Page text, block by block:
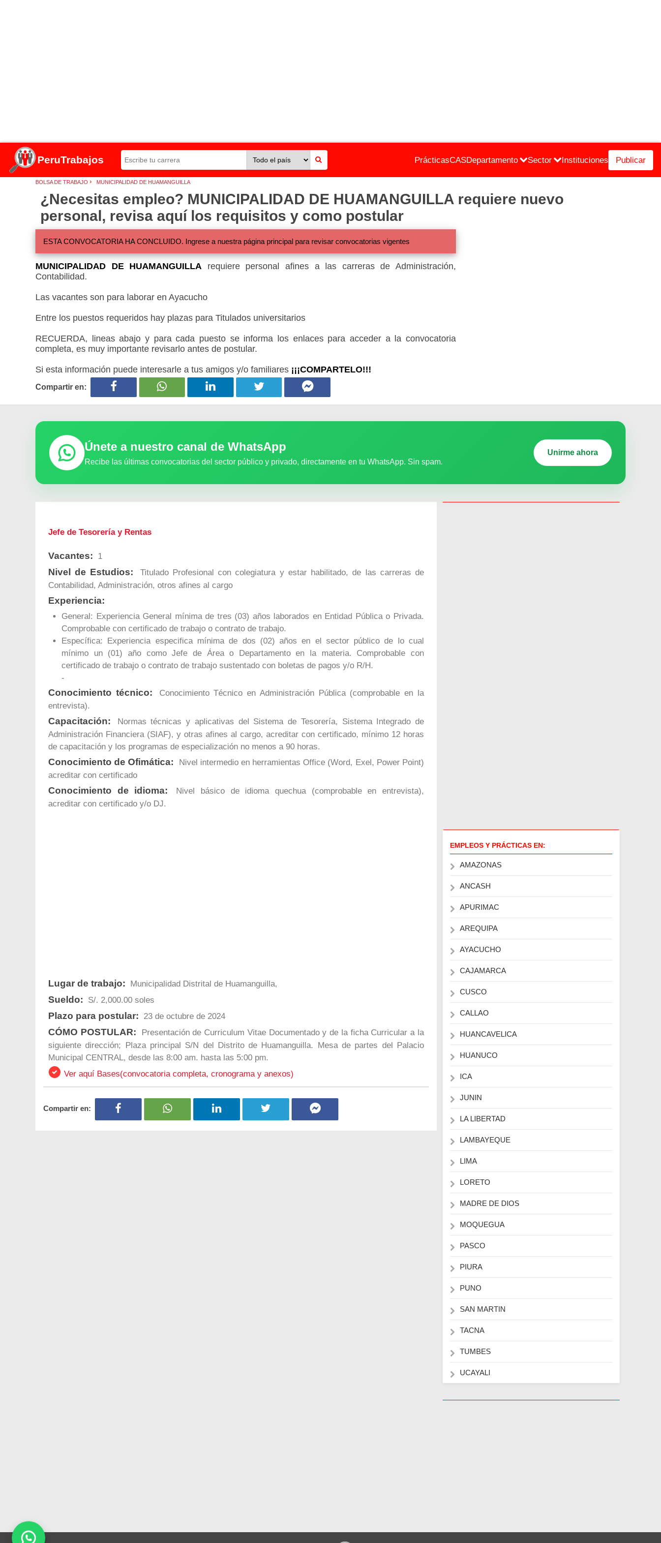
PeruTrabajos PrácticasCASDepartamento Sector Instituciones Publicar
BOLSA DE TRABAJO › MUNICIPALIDAD DE HUAMANGUILLA
¿Necesitas empleo? MUNICIPALIDAD DE HUAMANGUILLA requiere nuevo
personal, revisa aquí los requisitos y como postular
ESTA CONVOCATORIA HA CONCLUIDO. Ingrese a nuestra página principal para revisar convocatorias vigentes
MUNICIPALIDAD DE HUAMANGUILLA requiere personal afines a las carreras de Administración,
Contabilidad.
Las vacantes son para laborar en Ayacucho
Entre los puestos requeridos hay plazas para Titulados universitarios
RECUERDA, lineas abajo y para cada puesto se informa los enlaces para acceder a la convocatoria
completa, es muy importante revisarlo antes de postular.
Si esta información puede interesarle a tus amigos y/o familiares ¡¡¡COMPARTELO!!!
Compartir en:
Únete a nuestro canal de WhatsApp
Recibe las últimas convocatorias del sector público y privado, directamente en tu WhatsApp. Sin spam.
Unirme ahora
Jefe de Tesorería y Rentas
Vacantes: 1
Nivel de Estudios:
Titulado Profesional con colegiatura y estar habilitado, de las carreras de
Contabilidad, Administración, otros afines al cargo
Experiencia:
General: Experiencia General mínima de tres (03) años laborados en Entidad Pública o Privada.
Comprobable con certificado de trabajo o contrato de trabajo.
Específica: Experiencia especifica mínima de dos (02) años en el sector público de lo cual
mínimo un (01) año como Jefe de Área o Departamento en la materia. Comprobable con
certificado de trabajo o contrato de trabajo sustentado con boletas de pagos y/o R/H.
-
Conocimiento técnico:
Conocimiento Técnico en Administración Pública (comprobable en la
entrevista).
Capacitación:
Normas técnicas y aplicativas del Sistema de Tesorería, Sistema Integrado de
Administración Financiera (SIAF), y otras afines al cargo, acreditar con certificado, mínimo 12 horas
de capacitación y los programas de especialización no menos a 90 horas.
Conocimiento de Ofimática:
Nivel intermedio en herramientas Office (Word, Exel, Power Point)
acreditar con certificado
Conocimiento de idioma:
Nivel básico de idioma quechua (comprobable en entrevista),
acreditar con certificado y/o DJ.
Lugar de trabajo: Municipalidad Distrital de Huamanguilla,
Sueldo: S/. 2,000.00 soles
Plazo para postular: 23 de octubre de 2024
CÓMO POSTULAR:
Presentación de Curriculum Vitae Documentado y de la ficha Curricular a la
siguiente dirección; Plaza principal S/N del Distrito de Huamanguilla. Mesa de partes del Palacio
Municipal CENTRAL, desde las 8:00 am. hasta las 5:00 pm.
Ver aquí Bases(convocatoria completa, cronograma y anexos)
Compartir en:
EMPLEOS Y PRÁCTICAS EN:
AMAZONAS
ANCASH
APURIMAC
AREQUIPA
AYACUCHO
CAJAMARCA
CUSCO
CALLAO
HUANCAVELICA
HUANUCO
ICA
JUNIN
LA LIBERTAD
LAMBAYEQUE
LIMA
LORETO
MADRE DE DIOS
MOQUEGUA
PASCO
PIURA
PUNO
SAN MARTIN
TACNA
TUMBES
UCAYALI